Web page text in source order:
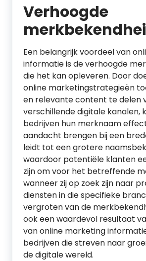
Verhoogde
Een belangrijk voordeel van
informatie is de verhoogde
die het kan opleveren. Door
online marketingstrategieën
en relevante content te delen
verschillende digitale kanalen,
bedrijven hun merknaam
aandacht brengen bij een
leidt tot een grotere
waardoor potentiële klanten
zijn om voor het betreffende
wanneer zij op zoek zijn naar
diensten in die specifieke
vergroten van de
ook een waardevol resultaat
van online marketing
bedrijven die streven naar
de digitale wereld.